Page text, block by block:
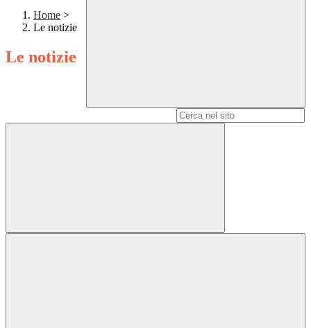
Home >
Le notizie
Le notizie